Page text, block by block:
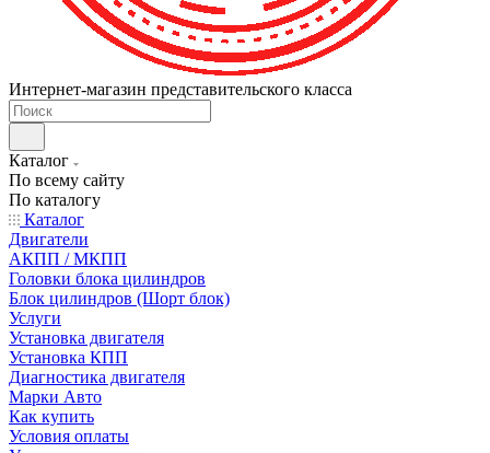
Интернет-магазин представительского класса
Каталог
По всему сайту
По каталогу
Каталог
Двигатели
АКПП / МКПП
Головки блока цилиндров
Блок цилиндров (Шорт блок)
Услуги
Установка двигателя
Установка КПП
Диагностика двигателя
Марки Авто
Как купить
Условия оплаты